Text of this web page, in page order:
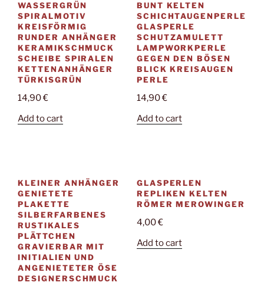
WASSERGRÜN
SPIRALMOTIV
KREISFÖRMIG
RUNDER ANHÄNGER
KERAMIKSCHMUCK
SCHEIBE SPIRALEN
KETTENANHÄNGER
TÜRKISGRÜN
14,90€
Add to cart
UNT KELTEN S
CHICHTAUGENPERLE G
LASPERLE S
CHUTZAMULETT L
AMPWORKPERLE G
EGEN DEN BÖSEN B
LICK KREISAUGEN P
ERLE
14,90€
Add to cart
KLEINER ANHÄNGER
GENIETETE
PLAKETTE
SILBERFARBENES
RUSTIKALES
PLÄTTCHEN
GRAVIERBAR MIT
INITIALIEN UND
ANGENIETETER ÖSE
DESIGNERSCHMUCK
GLASPERLEN
REPLIKEN KELTEN
RÖMER MEROWINGER
4,00€
Add to cart